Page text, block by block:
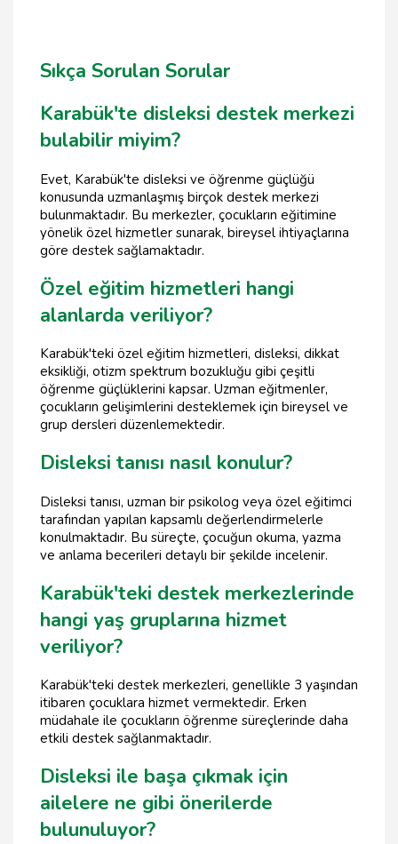
Sıkça Sorulan Sorular
Karabük'te disleksi destek merkezi
bulabilir miyim?
Evet, Karabük'te disleksi ve öğrenme güçlüğü
konusunda uzmanlaşmış birçok destek merkezi
bulunmaktadır. Bu merkezler, çocukların eğitimine
yönelik özel hizmetler sunarak, bireysel ihtiyaçlarına
göre destek sağlamaktadır.
Özel eğitim hizmetleri hangi
alanlarda veriliyor?
Karabük'teki özel eğitim hizmetleri, disleksi, dikkat
eksikliği, otizm spektrum bozukluğu gibi çeşitli
öğrenme güçlüklerini kapsar. Uzman eğitmenler,
çocukların gelişimlerini desteklemek için bireysel ve
grup dersleri düzenlemektedir.
Disleksi tanısı nasıl konulur?
Disleksi tanısı, uzman bir psikolog veya özel eğitimci
tarafından yapılan kapsamlı değerlendirmelerle
konulmaktadır. Bu süreçte, çocuğun okuma, yazma
ve anlama becerileri detaylı bir şekilde incelenir.
Karabük'teki destek merkezlerinde
hangi yaş gruplarına hizmet
veriliyor?
Karabük'teki destek merkezleri, genellikle 3 yaşından
itibaren çocuklara hizmet vermektedir. Erken
müdahale ile çocukların öğrenme süreçlerinde daha
etkili destek sağlanmaktadır.
Disleksi ile başa çıkmak için
ailelere ne gibi önerilerde
bulunuluyor?